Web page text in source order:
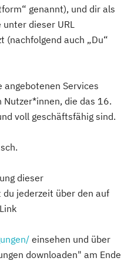
genannt), und dir als
dieser URL
auch „Du“
Services
die das 16.
voll geschäftsfähig sind.
dieser
du jederzeit über den auf
einsehen und über
downloaden" am Ende